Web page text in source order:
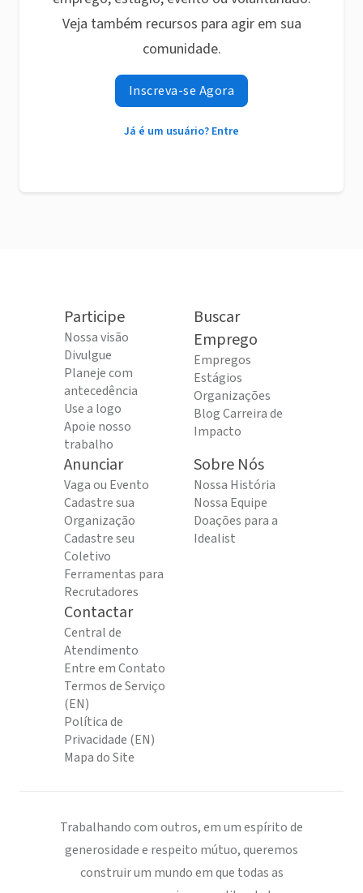
Veja também recursos para agir em sua
comunidade.
Inscreva-se Agora
Já é um usuário? Entre
Participe
Nossa visão
Divulgue
Planeje com
antecedência
Use a logo
Apoie nosso
trabalho
Buscar
Emprego
Empregos
Estágios
Organizações
Blog Carreira de
Impacto
Anunciar
Vaga ou Evento
Cadastre sua
Organização
Cadastre seu
Coletivo
Ferramentas para
Recrutadores
Sobre Nós
Nossa História
Nossa Equipe
Doações para a
Idealist
Contactar
Central de
Atendimento
Entre em Contato
Termos de Serviço
(EN)
Política de
Privacidade (EN)
Mapa do Site
Trabalhando com outros, em um espírito de
generosidade e respeito mútuo, queremos
construir um mundo em que todas as